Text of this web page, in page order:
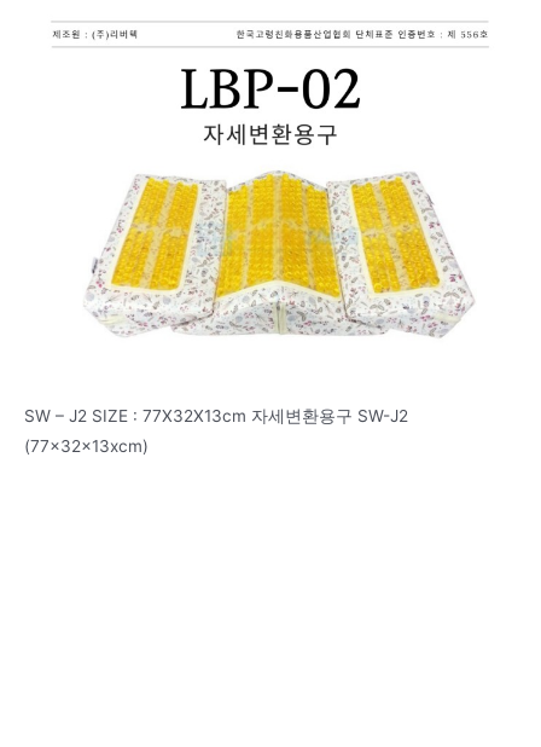
SW – J2 SIZE : 77X32X13cm 자세변환용구 SW-J2
(77x32x13xcm)